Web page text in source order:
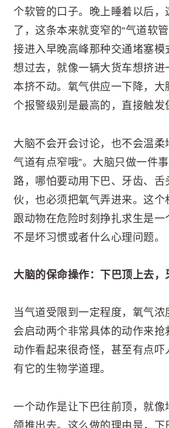
个软管的口子。晚上睡着以后，
了，这条本来就变窄的“气道软
接进入早晚高峰那种交通堵塞模
想过去，就像一辆大货车想挤进
本挤不动。氧气供应一下降，大
个报警级别是最高的，直接触发
大脑不会开会讨论，也不会温柔
气道有点窄哦”。大脑只做一件
路，哪怕要动用下巴、牙齿、舌
伙，也必须把氧气弄进来。这个
跟动物在危险时刻挣扎求生是一
不是坏习惯或者什么心理问题。
大脑的保命操作：下巴顶上去，
当气道受限到一定程度，氧气浓
会启动两个非常具体的动作来抢
动作看起来很奇怪，甚至有点吓
有它的生物学道理。
一个动作是让下巴往前顶，就像
颌推出去。这么做的理由是，下